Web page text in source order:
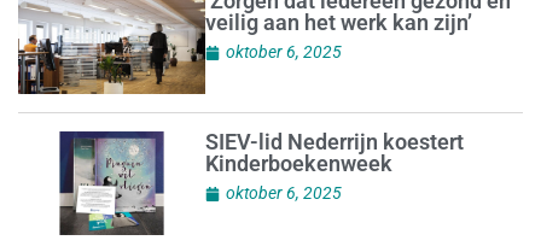
veilig aan het werk kan zijn’
oktober 6, 2025
SIEV-lid Nederrijn koestert
Kinderboekenweek
oktober 6, 2025